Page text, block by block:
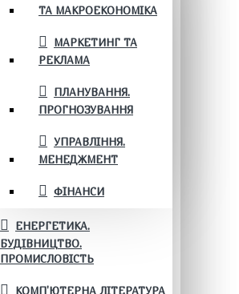
ТА МАКРОЕКОНОМІКА
МАРКЕТИНГ ТА
РЕКЛАМА
ПЛАНУВАННЯ.
ПРОГНОЗУВАННЯ
УПРАВЛІННЯ.
МЕНЕДЖМЕНТ
ФІНАНСИ
ЕНЕРГЕТИКА.
БУДІВНИЦТВО.
ПРОМИСЛОВІСТЬ
КОМП'ЮТЕРНА ЛІТЕРАТУРА